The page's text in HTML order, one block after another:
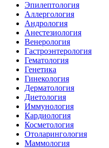
Эпилептология
Аллергология
Андрология
Анестезиология
Венерология
Гастроэнтерология
Гематология
Генетика
Гинекология
Дерматология
Диетология
Иммунология
Кардиология
Косметология
Отоларингология
Маммология